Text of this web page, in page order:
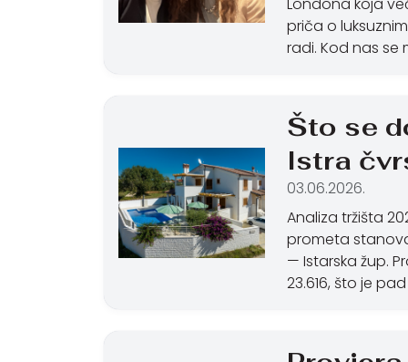
Londona koja
priča o
radi. Kod nas
Što se
Istra
03.06.2026.
Analiza tržišta
prometa
— Istarska žup.
23.616, što je